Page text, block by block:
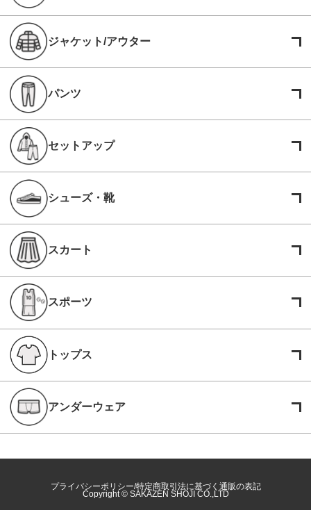
ジャケット/アウター
パンツ
セットアップ
シューズ・靴
スカート
スポーツ
トップス
アンダーウェア
プライバシーポリシー 特定商取引法に基づく通販の表記
Copyright © SAKAZEN SHOJI CO.,LTD